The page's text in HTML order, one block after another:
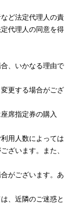
ど法定代理人の責
代理人の同意を得
、いかなる理由で
更する場合がござ
席指定券の購入
用人数によっては
ざいます。また、
がございます。あ
、近隣のご迷惑と